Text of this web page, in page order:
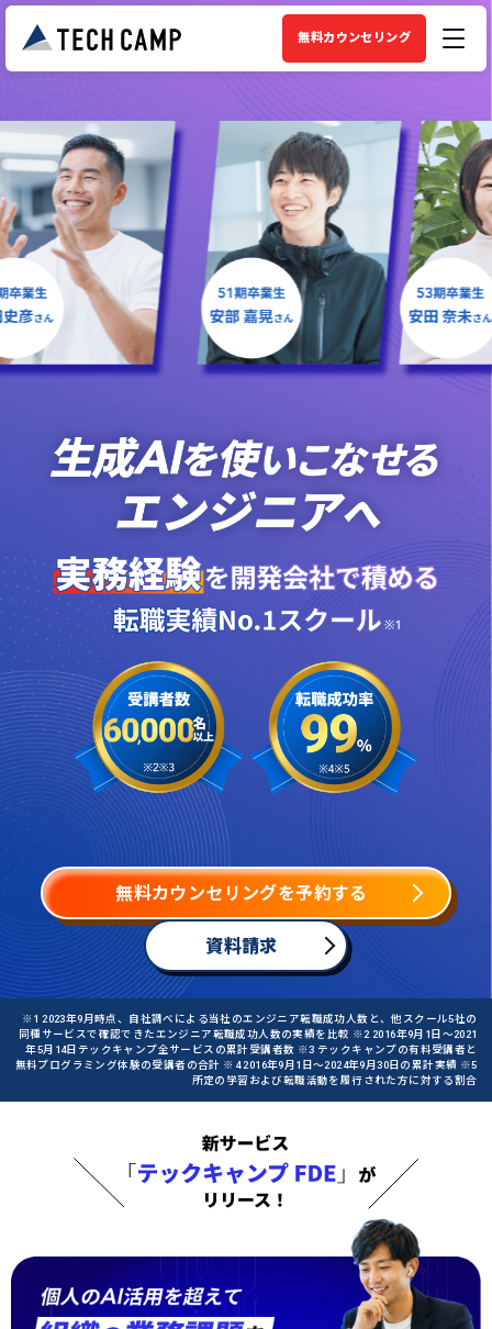
無料カウンセリング
無料カウンセリングを予約する
資料請求
※1 2023年9月時点、自社調べによる当社のエンジニア転職成功人数と、他スクール5社の
同種サービスで確認できたエンジニア転職成功人数の実績を比較 ※2 2016年9月1日〜2021
年5月14日テックキャンプ全サービスの累計受講者数 ※3 テックキャンプの有料受講者と
無料プログラミング体験の受講者の合計 ※4 2016年9月1日〜2024年9月30日の累計実績 ※5
所定の学習および転職活動を履行された方に対する割合